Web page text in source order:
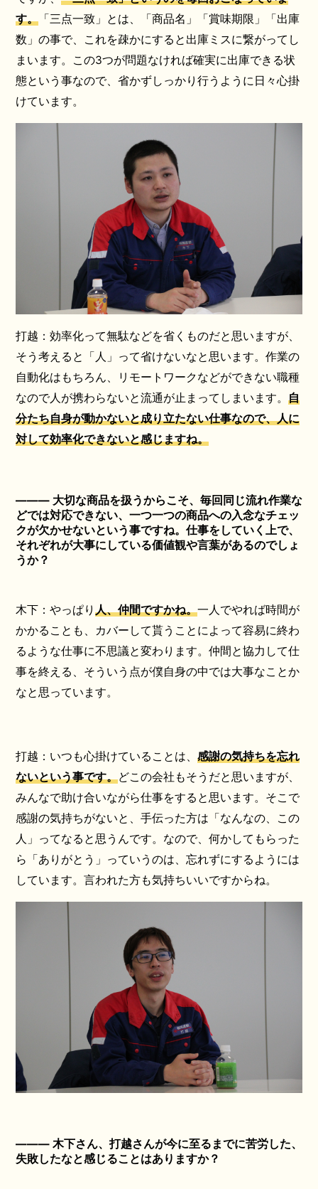
す。 「三点一致」とは、「商品名」「賞味期限」「出庫
数」の事で、これを疎かにすると出庫ミスに繋がってし
まいます。この3つが問題なければ確実に出庫できる状
態という事なので、省かずしっかり行うように日々心掛
けています。
打越：効率化って無駄などを省くものだと思いますが、
そう考えると「人」って省けないなと思います。作業の
自動化はもちろん、リモートワークなどができない職種
なので人が携わらないと流通が止まってしまいます。 自
分たち自身が動かないと成り立たない仕事なので、人に
対して効率化できないと感じますね。
――― 大切な商品を扱うからこそ、毎回同じ流れ作業な
どでは対応できない、一つ一つの商品への入念なチェッ
クが欠かせないという事ですね。仕事をしていく上で、
それぞれが大事にしている価値観や言葉があるのでしょ
うか？
木下：やっぱり 人、仲間ですかね。一人でやれば時間が
かかることも、カバーして貰うことによって容易に終わ
るような仕事に不思議と変わります。仲間と協力して仕
事を終える、そういう点が僕自身の中では大事なことか
なと思っています。
打越：いつも心掛けていることは、 感謝の気持ちを忘れ
ないという事です。どこの会社もそうだと思いますが、
みんなで助け合いながら仕事をすると思います。そこで
感謝の気持ちがないと、手伝った方は「なんなの、この
人」ってなると思うんです。なので、何かしてもらった
ら「ありがとう」っていうのは、忘れずにするようには
しています。言われた方も気持ちいいですからね。
――― 木下さん、打越さんが今に至るまでに苦労した、
失敗したなと感じることはありますか？